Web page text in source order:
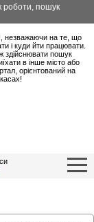
роботи, пошук
незважаючи на те, що
і куди йти працювати.
здійснювати пошук
в інше місто або
орієнтований на